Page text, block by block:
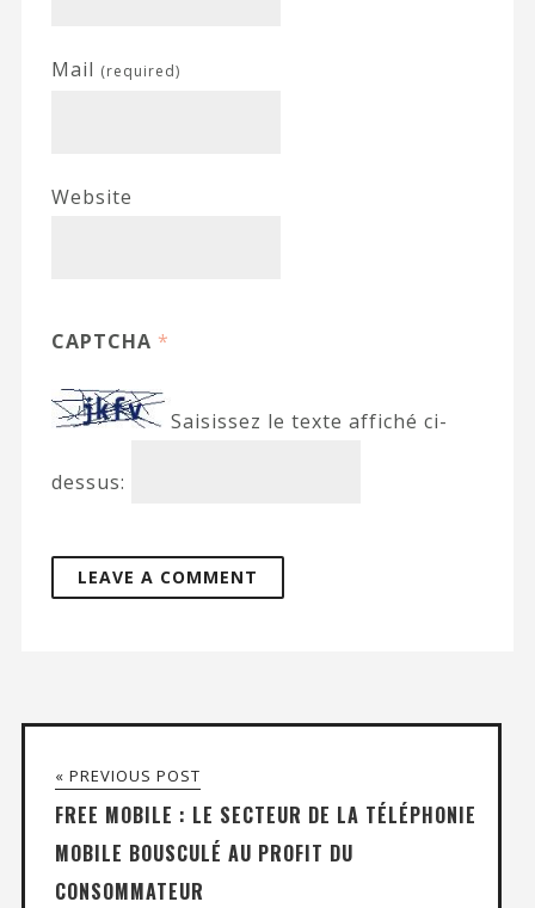
Mail (required)
Website
CAPTCHA *
Saisissez le texte affiché ci-
dessus:
« PREVIOUS POST
FREE MOBILE : LE SECTEUR DE LA TÉLÉPHONIE
MOBILE BOUSCULÉ AU PROFIT DU
CONSOMMATEUR